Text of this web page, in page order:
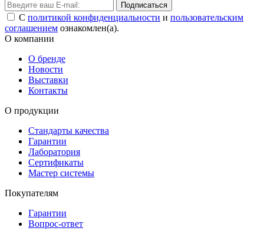
Подписаться
С политикой конфиденциальности и пользовательским
соглашением ознакомлен(а).
О компании
О бренде
Новости
Выставки
Контакты
О продукции
Стандарты качества
Гарантии
Лаборатория
Сертификаты
Мастер системы
Покупателям
Гарантии
Вопрос-ответ